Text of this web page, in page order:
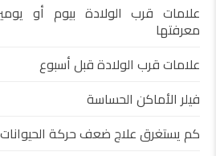
علامات قرب الولادة بيوم أو
معرفتها
علامات قرب الولادة قبل أسبوع
فيلر الأماكن الحساسة
كم يستغرق علاج ضعف حركة الحيوانات